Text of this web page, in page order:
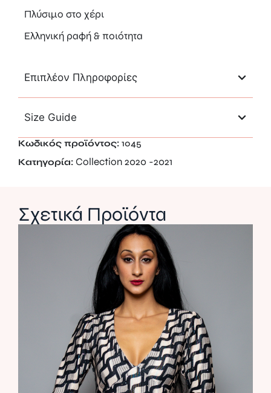
Πλύσιμο στο χέρι
Ελληνική ραφή & ποιότητα
Επιπλέον Πληροφορίες
Size Guide
Κωδικός προϊόντος: 1045
Κατηγορία: Collection 2020 -2021
Σχετικά Προϊόντα